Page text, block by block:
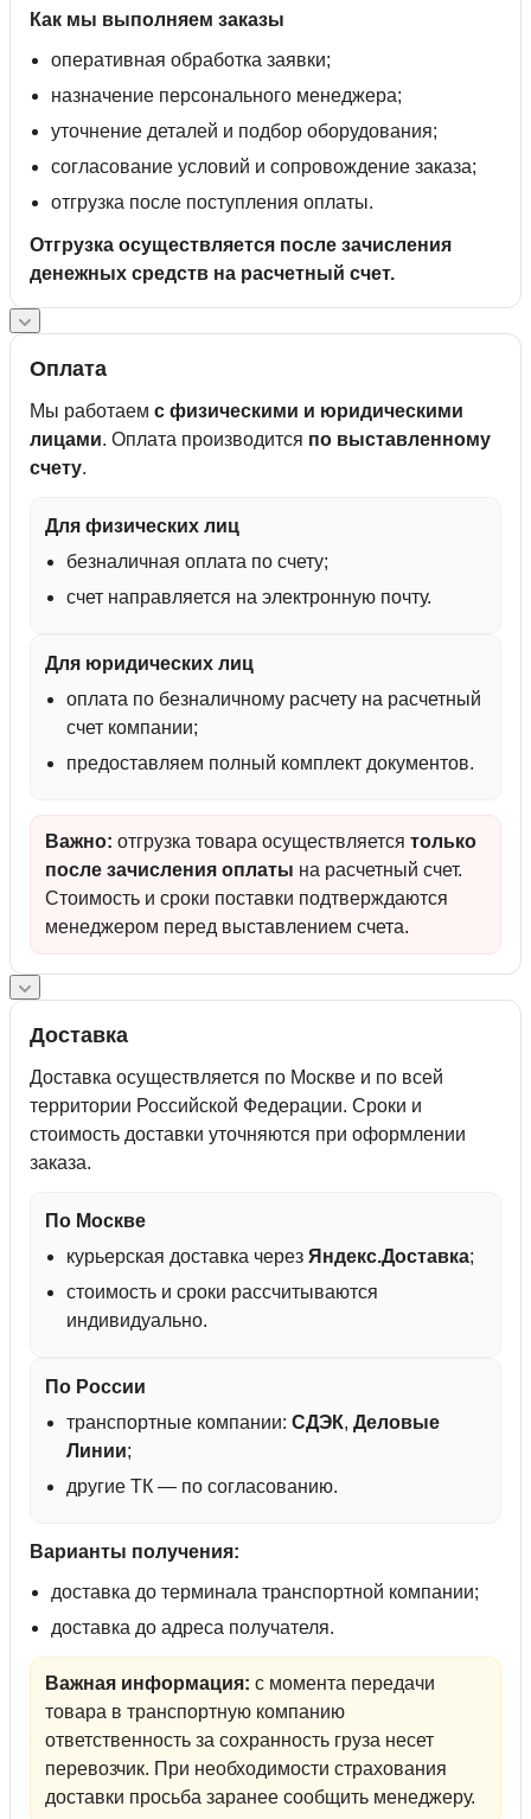
Как мы выполняем заказы
оперативная обработка заявки;
назначение персонального менеджера;
уточнение деталей и подбор оборудования;
согласование условий и сопровождение заказа;
отгрузка после поступления оплаты.
Отгрузка осуществляется после зачисления
денежных средств на расчетный счет.
Оплата
Мы работаем с физическими и юридическими
лицами. Оплата производится по выставленному
счету.
Для физических лиц
безналичная оплата по счету;
счет направляется на электронную почту.
Для юридических лиц
оплата по безналичному расчету на расчетный
счет компании;
предоставляем полный комплект документов.
Важно: отгрузка товара осуществляется только
после зачисления оплаты на расчетный счет.
Стоимость и сроки поставки подтверждаются
менеджером перед выставлением счета.
Доставка
Доставка осуществляется по Москве и по всей
территории Российской Федерации. Сроки и
стоимость доставки уточняются при оформлении
заказа.
По Москве
курьерская доставка через Яндекс.Доставка;
стоимость и сроки рассчитываются
индивидуально.
По России
транспортные компании: СДЭК, Деловые
Линии;
другие ТК — по согласованию.
Варианты получения:
доставка до терминала транспортной компании;
доставка до адреса получателя.
Важная информация: с момента передачи
товара в транспортную компанию
ответственность за сохранность груза несет
перевозчик. При необходимости страхования
доставки просьба заранее сообщить менеджеру.